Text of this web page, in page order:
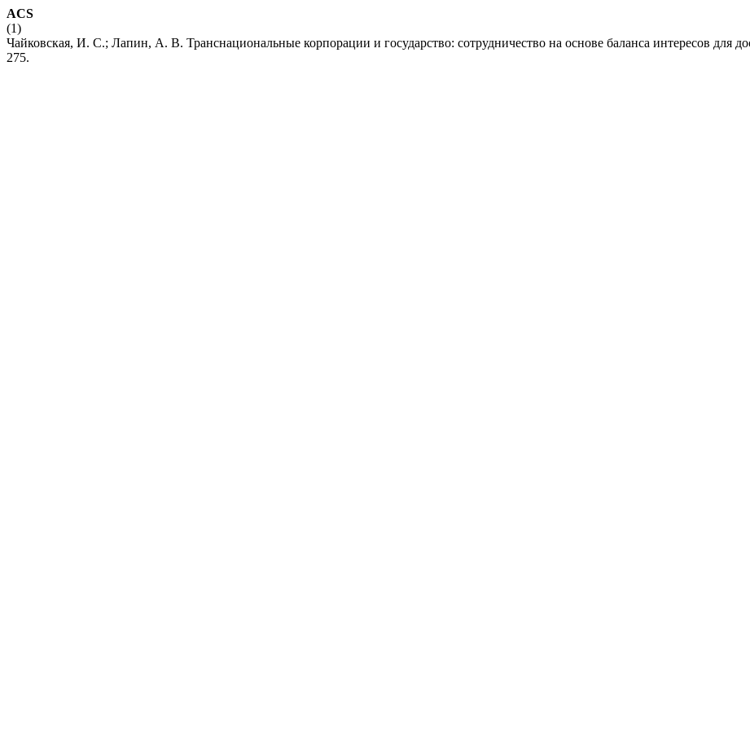
ACS
(1)
Чайковская, И. С.; Лапин, А. В. Транснациональные корпорации и государство: сотрудничество на основе баланса интересов для
275.